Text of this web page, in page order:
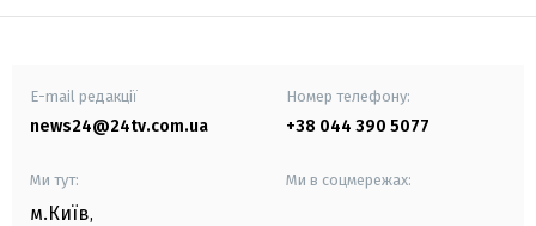
E-mail редакції
news24@24tv.com.ua
Номер телефону:
+38 044 390 5077
Ми тут:
м.Київ,
Ми в соцмережах: